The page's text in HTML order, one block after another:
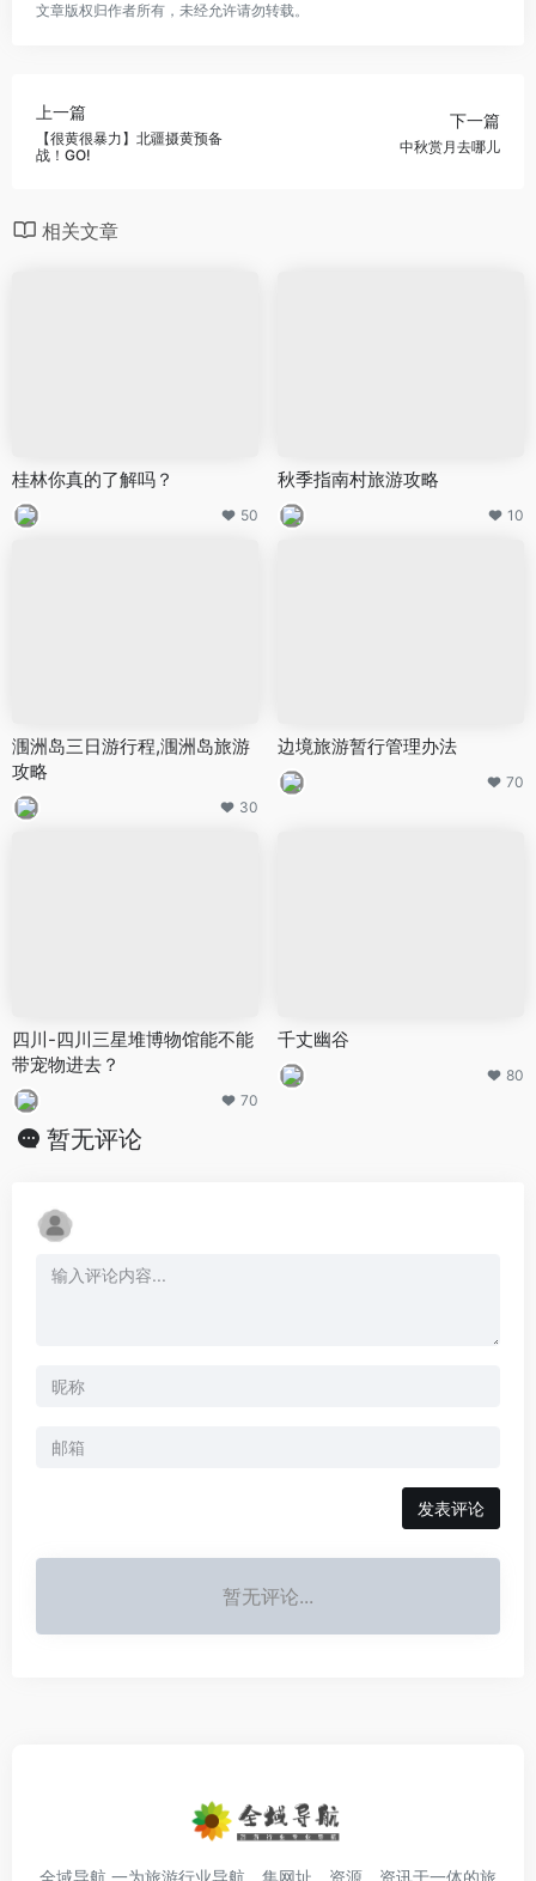
文章版权归作者所有，未经允许请勿转载。
上一篇
【很黄很暴力】北疆摄黄预备
战！GO!
下一篇
中秋赏月去哪儿
相关文章
桂林你真的了解吗？
50
秋季指南村旅游攻略
10
涠洲岛三日游行程,涠洲岛旅游
攻略
30
边境旅游暂行管理办法
70
四川-四川三星堆博物馆能不能
带宠物进去？
70
千丈幽谷
80
暂无评论
发表评论
暂无评论...
全域导航 一为旅游行业导航，集网址、资源、资讯于一体的旅